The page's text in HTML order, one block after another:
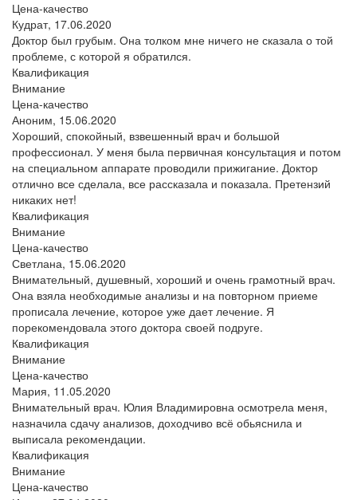
Цена-качество
Кудрат, 17.06.2020
Доктор был грубым. Она толком мне ничего не сказала о той
проблеме, с которой я обратился.
Квалификация
Внимание
Цена-качество
Аноним, 15.06.2020
Хороший, спокойный, взвешенный врач и большой
профессионал. У меня была первичная консультация и потом
на специальном аппарате проводили прижигание. Доктор
отлично все сделала, все рассказала и показала. Претензий
никаких нет!
Квалификация
Внимание
Цена-качество
Светлана, 15.06.2020
Внимательный, душевный, хороший и очень грамотный врач.
Она взяла необходимые анализы и на повторном приеме
прописала лечение, которое уже дает лечение. Я
порекомендовала этого доктора своей подруге.
Квалификация
Внимание
Цена-качество
Мария, 11.05.2020
Внимательный врач. Юлия Владимировна осмотрела меня,
назначила сдачу анализов, доходчиво всё обьяснила и
выписала рекомендации.
Квалификация
Внимание
Цена-качество